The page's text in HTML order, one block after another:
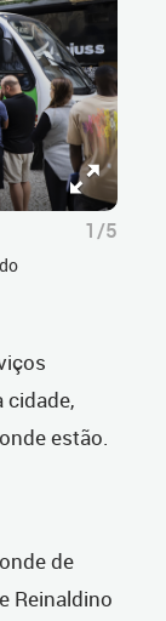
1/5
cidade,
estão.
de
Reinaldino